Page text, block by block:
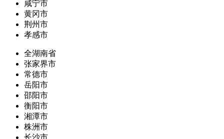
咸宁市
黄冈市
荆州市
孝感市
全湖南省
张家界市
常德市
岳阳市
邵阳市
衡阳市
湘潭市
株洲市
长沙市